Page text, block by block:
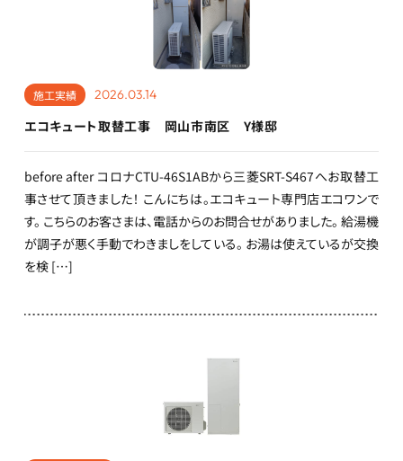
施工実績 2026.03.14
エコキュート取替工事 岡山市南区 Y様邸
before after コロナCTU-46S1ABから三菱SRT-S467へお取替工
事させて頂きました！ こんにちは。エコキュート専門店エコワンで
す。 こちらのお客さまは、電話からのお問合せがありました。 給湯機
が調子が悪く手動でわきましをしている。 お湯は使えているが交換
を検 […]